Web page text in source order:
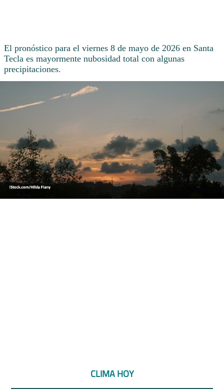
El pronóstico para el viernes 8 de mayo de 2026 en Santa
Tecla es mayormente nubosidad total con algunas
precipitaciones.
CLIMA HOY